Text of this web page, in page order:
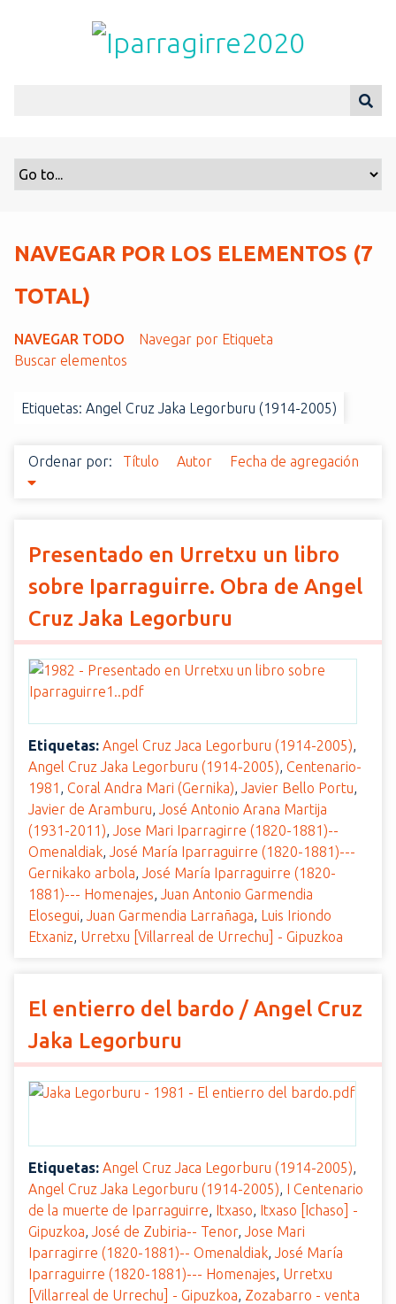
NAVEGAR POR LOS ELEMENTOS (7
TOTAL)
NAVEGAR TODO
Navegar por Etiqueta
Buscar elementos
Etiquetas: Angel Cruz Jaka Legorburu (1914-2005)
Ordenar por: Título Autor Fecha de agregación
Presentado en Urretxu un libro
sobre Iparraguirre. Obra de Angel
Cruz Jaka Legorburu
Etiquetas: Angel Cruz Jaca Legorburu (1914-2005),
Angel Cruz Jaka Legorburu (1914-2005), Centenario-
1981 , Coral Andra Mari (Gernika), Javier Bello Portu,
Javier de Aramburu, José Antonio Arana Martija
(1931-2011), Jose Mari Iparragirre (1820-1881)--
Omenaldiak, José María Iparraguirre (1820-1881)---
Gernikako arbola, José María Iparraguirre (1820-
1881)--- Homenajes, Juan Antonio Garmendia
Elosegui, Juan Garmendia Larrañaga, Luis Iriondo
Etxaniz, Urretxu [Villarreal de Urrechu] - Gipuzkoa
El entierro del bardo / Angel Cruz
Jaka Legorburu
Etiquetas: Angel Cruz Jaca Legorburu (1914-2005),
Angel Cruz Jaka Legorburu (1914-2005), I Centenario
de la muerte de Iparraguirre, Itxaso, Itxaso [Ichaso] -
Gipuzkoa, José de Zubiria-- Tenor, Jose Mari
Iparragirre (1820-1881)-- Omenaldiak, José María
Iparraguirre (1820-1881)--- Homenajes, Urretxu
[Villarreal de Urrechu] - Gipuzkoa, Zozabarro - venta